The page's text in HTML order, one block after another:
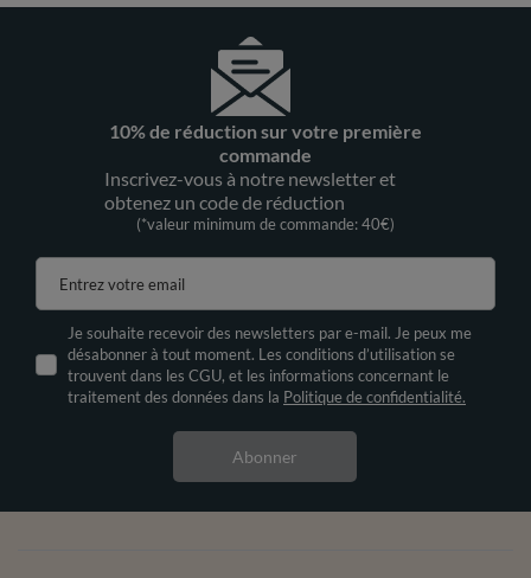
10% de réduction sur votre première
commande
Inscrivez-vous à notre newsletter et
obtenez un code de réduction
(*valeur minimum de commande: 40€)
Entrez votre email
Je souhaite recevoir des newsletters par e-mail. Je peux me
désabonner à tout moment. Les conditions d’utilisation se
trouvent dans les CGU, et les informations concernant le
traitement des données dans la Politique de confidentialité.
Abonner